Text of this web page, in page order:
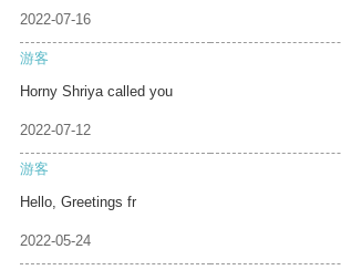
2022-07-16
游客
Horny Shriya called you
2022-07-12
游客
Hello, Greetings fr
2022-05-24